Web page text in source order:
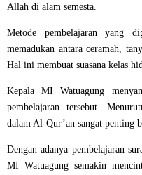
Allah di alam semesta.
Metode pembelajaran yang
memadukan antara ceramah,
Hal ini membuat suasana kelas
Kepala MI Watuagung
pembelajaran tersebut.
dalam Al-Qur’an sangat penting
Dengan adanya pembelajaran
MI Watuagung semakin